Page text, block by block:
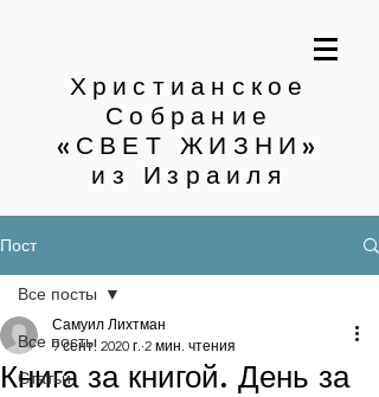
Христианское
Собрание
«СВЕТ ЖИЗНИ»
из Израиля
Пост
Все посты
Статьи
Все посты
Книга за книгой. День за
Самуил Лихтман
9 сент. 2020 г. 2 мин. чтения